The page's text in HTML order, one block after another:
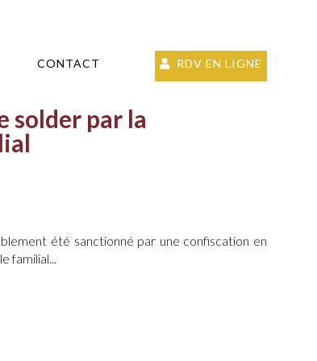
CONTACT RDV EN LIGNE
solder par la
été sanctionné par une confiscation en
familial...